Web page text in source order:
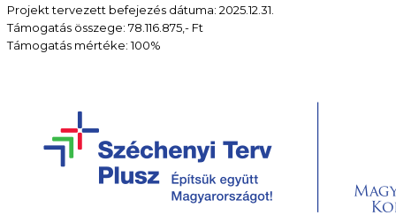
Projekt tervezett befejezés dátuma: 2025.12.31.
Támogatás összege: 78.116.875,- Ft
Támogatás mértéke: 100%